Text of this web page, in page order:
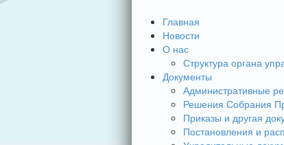
Главная
Новости
О нас
Структура органа
Документы
Административные
Решения Собрания
Приказы и другая
Постановления и